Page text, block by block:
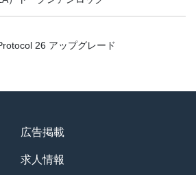
26 アップグレード
広告掲載
求人情報